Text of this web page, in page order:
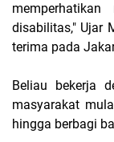
disabilitas," Ujar
terima pada
Beliau bekerja
masyarakat
hingga berbagi